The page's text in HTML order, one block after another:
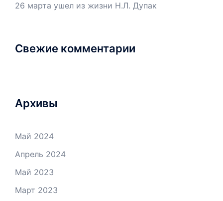
26 марта ушел из жизни Н.Л. Дупак
Свежие комментарии
Архивы
Май 2024
Апрель 2024
Май 2023
Март 2023